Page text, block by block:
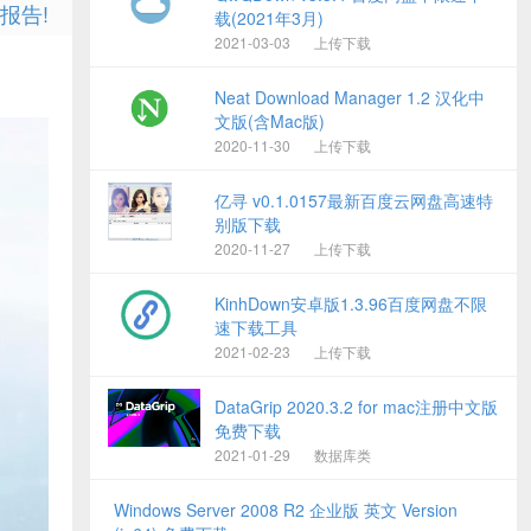
告!
载(2021年3月)
2021-03-03 上传下载
Neat Download Manager 1.2 汉化中
文版(含Mac版)
2020-11-30 上传下载
亿寻 v0.1.0157最新百度云网盘高速特
别版下载
2020-11-27 上传下载
KinhDown安卓版1.3.96百度网盘不限
速下载工具
2021-02-23 上传下载
DataGrip 2020.3.2 for mac注册中文版
免费下载
2021-01-29 数据库类
Windows Server 2008 R2 企业版 英文 Version